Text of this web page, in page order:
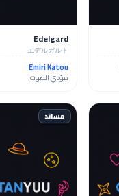
Edelgard
エデルガルト
Emiri Katou
مؤدي الصوت
مساند